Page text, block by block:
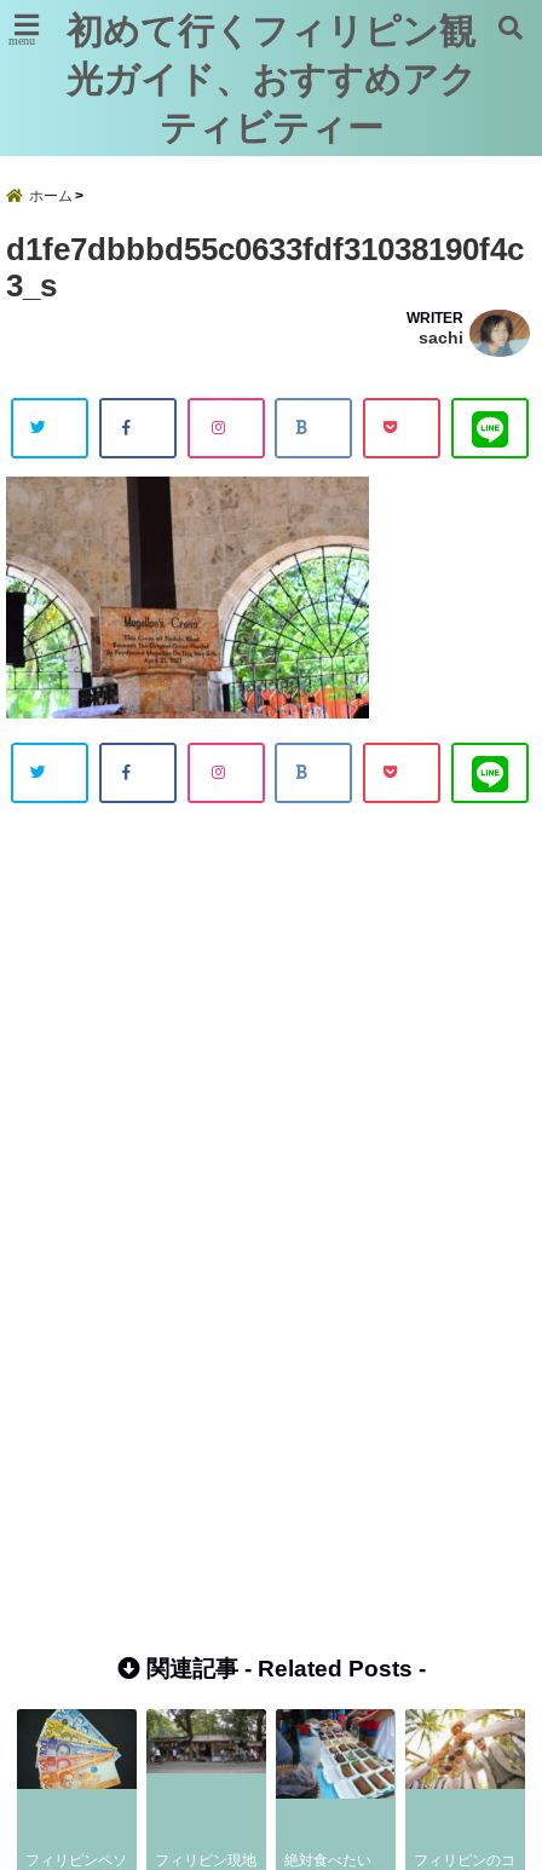
menu
初めて行くフィリピン観
光ガイド、おすすめアク
ティビティー
ホーム
d1fe7dbbbd55c0633fdf31038190f4c
3_s
WRITER
sachi
関連記事 - Related Posts -
フィリピンペソ
フィリピン現地
絶対食べたい
フィリピンのコ